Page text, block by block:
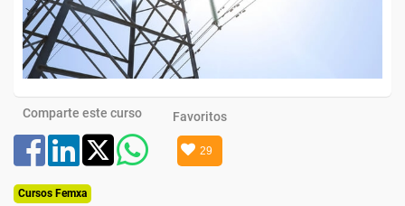
Comparte este curso Favoritos
29
Cursos Femxa